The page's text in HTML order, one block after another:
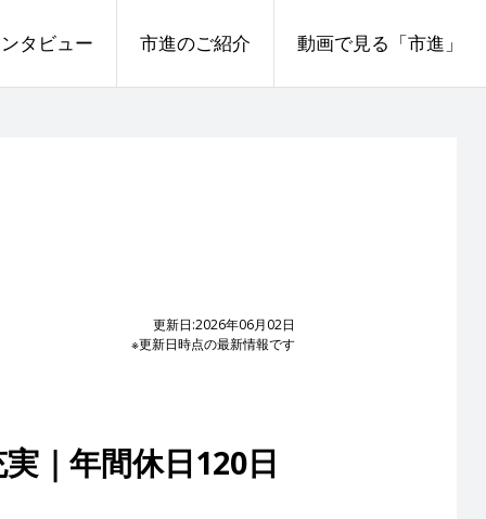
タビュー 市進のご紹介 動画で見る「市進」
更新日:2026年06月02日
※更新日時点の最新情報です
｜年間休日120日